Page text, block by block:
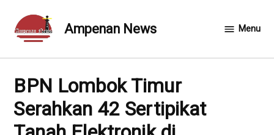
content
Ampenan News Menu
Serahkan 42 Sertipikat